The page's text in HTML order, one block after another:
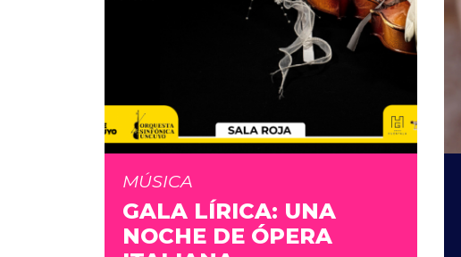
MÚSICA
GALA LÍRICA: UNA
NOCHE DE ÓPERA